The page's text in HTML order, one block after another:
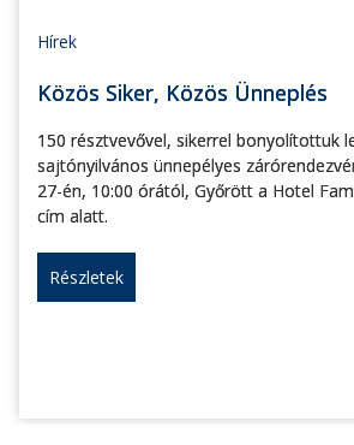
Hírek
Közös Siker, Közös Ünneplés
150 résztvevővel, sikerrel bonyolítottuk
sajtónyilvános ünnepélyes
27-én, 10:00 órától, Győrött a Hotel
cím alatt.
Részletek